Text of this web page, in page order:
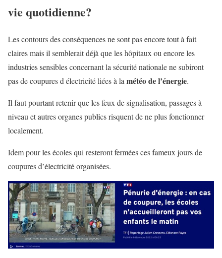
vie quotidienne?
Les contours des conséquences ne sont pas encore tout à fait
claires mais il semblerait déjà que les hôpitaux ou encore les
industries sensibles concernant la sécurité nationale ne subiront
pas de coupures d électricité liées à la météo de l’énergie.
Il faut pourtant retenir que les feux de signalisation, passages à
niveau et autres organes publics risquent de ne plus fonctionner
localement.
Idem pour les écoles qui resteront fermées ces fameux jours de
coupures d’électricité organisées.